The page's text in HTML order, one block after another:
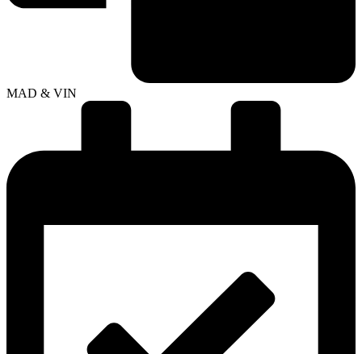
MAD & VIN